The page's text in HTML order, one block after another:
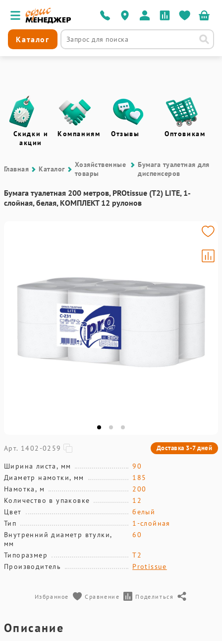
Каталог
Скидки и
акции
Компаниям Отзывы Оптовикам
Главная Каталог
Хозяйственные
товары
Бумага туалетная для
диспенсеров
Бумага туалетная 200 метров, PROtissue (T2) LITE, 1-
слойная, белая, КОМПЛЕКТ 12 рулонов
Арт. 1402-0259 Доставка 3-7 дней
Ширина листа, мм
90
Диаметр намотки, мм
185
Намотка, м
200
Количество в упаковке
12
Цвет
белый
Тип
1-слойная
Внутренний диаметр втулки,
мм
60
Типоразмер
T2
Производитель
Protissue
Избранное Сравнение Поделиться
Описание